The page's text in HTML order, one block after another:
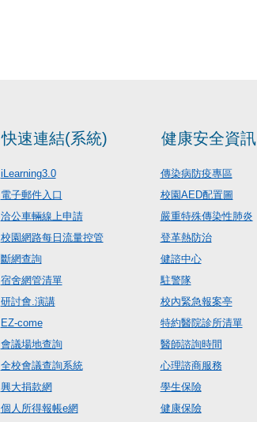
快速連結(系統)
iLearning3.0
電子郵件入口
洽公車輛線上申請
校園網路每日流量控管
斷網查詢
宿舍網管清單
研討會.演講
EZ-come
會議場地查詢
全校會議查詢系統
興大捐款網
個人所得報帳e網
健康安全資訊
傳染病防疫專區
校園AED配置圖
嚴重特殊傳染性肺炎
登革熱防治
健諮中心
駐警隊
校內緊急報案亭
特約醫院診所清單
醫師諮詢時間
心理諮商服務
學生保險
健康保險